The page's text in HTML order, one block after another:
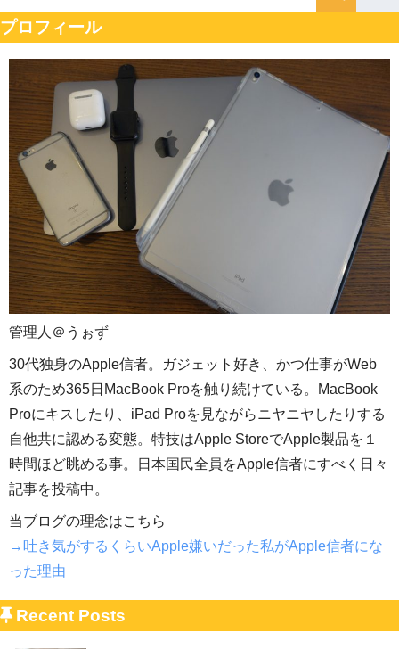
プロフィール
管理人＠うぉず
30代独身のApple信者。ガジェット好き、かつ仕事がWeb
系のため365日MacBook Proを触り続けている。MacBook
Proにキスしたり、iPad Proを見ながらニヤニヤしたりする
自他共に認める変態。特技はApple StoreでApple製品を１
時間ほど眺める事。日本国民全員をApple信者にすべく日々
記事を投稿中。
当ブログの理念はこちら
→吐き気がするくらいApple嫌いだった私がApple信者にな
った理由
Recent Posts